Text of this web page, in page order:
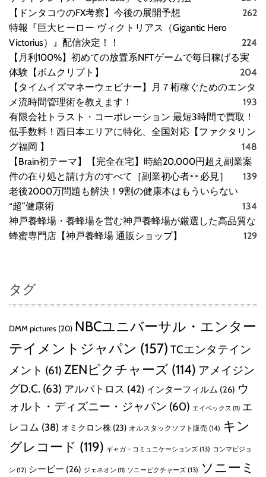
【ドンタコウのFX考察】今後の展開予想
262
特報『巨大ヒーロー ヴィクトリアス（Gigantic Hero
Victorius）』配信決定！！
224
【月利100%】初めての放置系NFTゲームで毎日稼げる実
体験【ボムクリプト】
204
【タイムイズマネーウェビナー】月７桁稼ぐためのエンタ
メ流時間管理術を教えます！
193
有限会社トラスト・コーポレーション 最短3時間で買取！
低手数料！西日本エリアに特化、全国対応【ファクタリン
グ福岡 】
148
【Brain初テーマ】【完全在宅】時給20,000円超え副業案
件の在り処と請け方のすべて［副業初心者
必見］
139
老後2000万問題も解決！9割の健康本はもういらない
“超”健康術
134
神戸養蜂場・養蜂場を営む神戸養蜂場が厳選した高品質な
蜂蜜専門店【神戸養蜂場 通販ショップ】
129
タグ
DMM pictures (20) NBCユニバーサル・エンター
テイメントジャパン (157) TCエンタテイン
メント (61) ZENピクチャーズ (114) アメイジン
グD.C. (63) アルバトロス (42) インターフィルム (26) ウ
ォルト・ディズニー・ジャパン (60) エイベックス (11) エ
レコム (38) オミクロン株 (23) オルスタックソフト販売 (14) キン
グレコード (119) ギャガ・コミュニケーションズ (13) コンマビジョ
ン (12) シービー (26) ジェネオン (11) ソニーピクチャーズ (13) ソニーミ